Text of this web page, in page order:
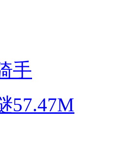
手
57.47M